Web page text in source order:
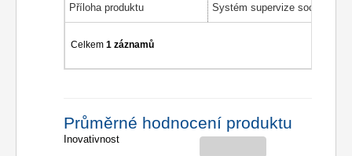
Příloha produktu
Celkem1 záznamů
Průměrné hodnocení produktu
Inovativnost